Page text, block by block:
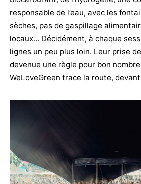
responsable de l’eau, avec les
sèches, pas de gaspillage
locaux… Décidément, à chaque
lignes un peu plus loin. Leur prise
devenue une règle pour bon
WeLoveGreen trace la route,